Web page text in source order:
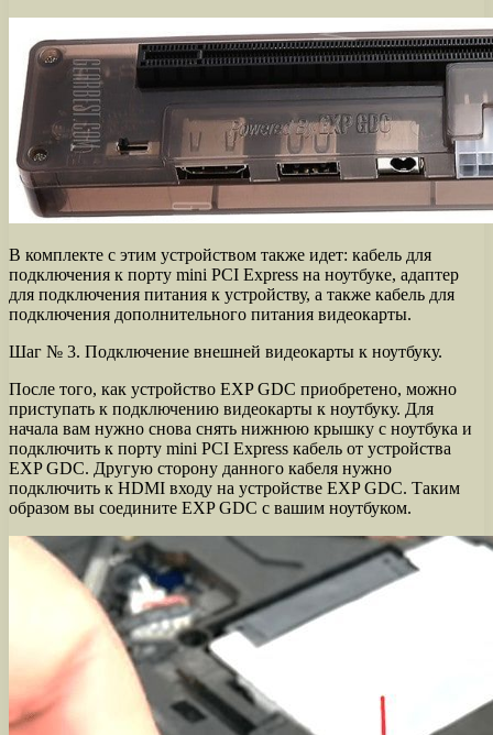
В комплекте с этим устройством также идет: кабель для
подключения к порту mini PCI Express на ноутбуке, адаптер
для подключения питания к устройству, а также кабель для
подключения дополнительного питания видеокарты.
Шаг № 3. Подключение внешней видеокарты к ноутбуку.
После того, как устройство EXP GDC приобретено, можно
приступать к подключению видеокарты к ноутбуку. Для
начала вам нужно снова снять нижнюю крышку с ноутбука и
подключить к порту mini PCI Express кабель от устройства
EXP GDC. Другую сторону данного кабеля нужно
подключить к HDMI входу на устройстве EXP GDC. Таким
образом вы соедините EXP GDC с вашим ноутбуком.